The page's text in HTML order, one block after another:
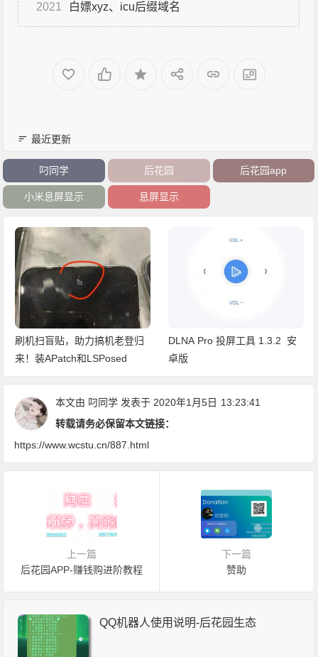
2021 白嫖xyz、icu后缀域名
最近更新
叼同学 后花园 后花园app
小米息屏显示 息屏显示
刷机扫盲贴，助力搞机老登归
来！装APatch和LSPosed
DLNA Pro 投屏工具 1.3.2 安
卓版
本文由 叼同学 发表于 2020年1月5日 13:23:41
转载请务必保留本文链接：
https://www.wcstu.cn/887.html
上一篇
后花园APP-赚钱购进阶教程
下一篇
赞助
QQ机器人使用说明-后花园生态